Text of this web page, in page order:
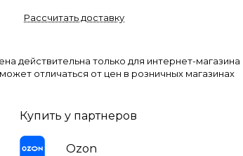
Рассчитать доставку
действительна только для интернет-магазина
отличаться от цен в розничных магазинах
Купить у партнеров
Ozon